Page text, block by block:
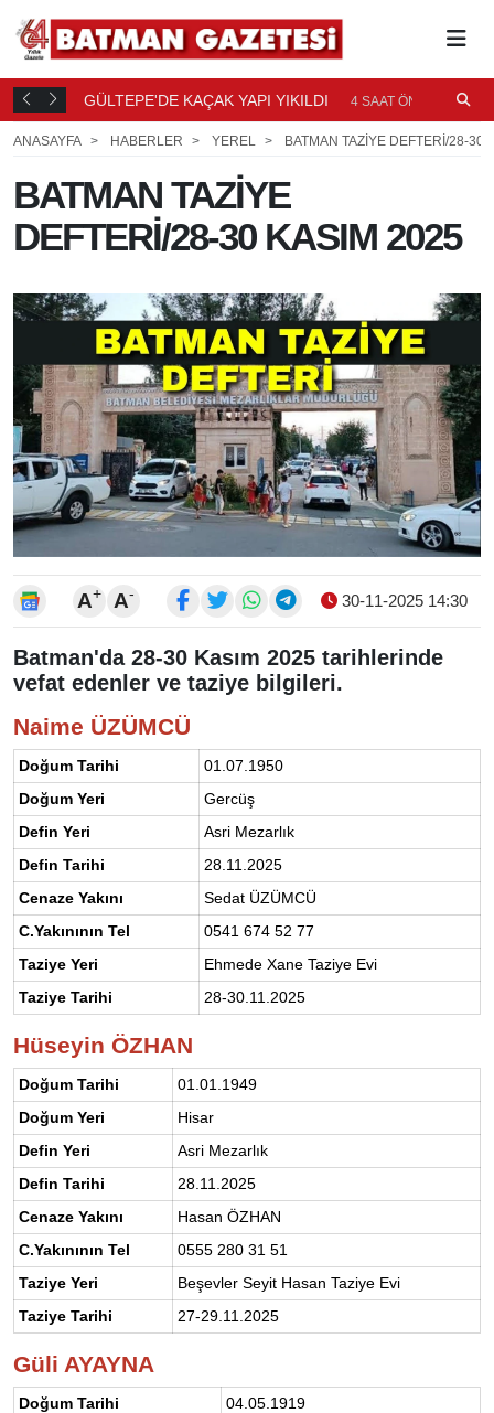
ÖNCE GÜLTEPE'DE KAÇAK YAPI YIKILDI 4 SAAT ÖNCE
ANASAYFA HABERLER YEREL BATMAN TAZİYE DEFTERİ/28-30
BATMAN TAZİYE
DEFTERİ/28-30 KASIM 2025
A+ A- 30-11-2025 14:30
Batman'da 28-30 Kasım 2025 tarihlerinde
vefat edenler ve taziye bilgileri.
Naime ÜZÜMCÜ
Doğum Tarihi
01.07.1950
Doğum Yeri
Gercüş
Defin Yeri
Asri Mezarlık
Defin Tarihi
28.11.2025
Cenaze Yakını
Sedat ÜZÜMCÜ
C.Yakınının Tel
0541 674 52 77
Taziye Yeri
Ehmede Xane Taziye Evi
Taziye Tarihi
28-30.11.2025
Hüseyin ÖZHAN
Doğum Tarihi
01.01.1949
Doğum Yeri
Hisar
Defin Yeri
Asri Mezarlık
Defin Tarihi
28.11.2025
Cenaze Yakını
Hasan ÖZHAN
C.Yakınının Tel
0555 280 31 51
Taziye Yeri
Beşevler Seyit Hasan Taziye Evi
Taziye Tarihi
27-29.11.2025
Güli AYAYNA
Doğum Tarihi
04.05.1919